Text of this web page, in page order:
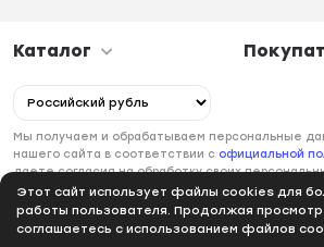
Этот сайт использует файлы cookies для
работы пользователя. Продолжая
соглашаетесь с использованием файлов
Каталог
Мы получаем и обрабатываем персональные
нашего сайта в соответствии с официальной
даете согласия на обработку своих
необходимо покинуть наш сайт.